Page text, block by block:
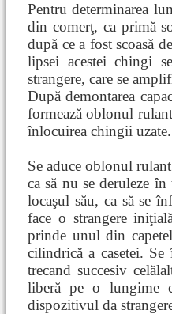
Pentru determinarea
din comerţ, ca primă
după ce a fost scoasă
lipsei acestei chingi
strangere, care se
După demontarea
formează oblonul
înlocuirea chingii uzate.
Se aduce oblonul
ca să nu se deruleze
locaşul său, ca să se
face o strangere
prinde unul din
cilindrică a casetei. Se
trecand succesiv
liberă pe o lungime
dispozitivul da